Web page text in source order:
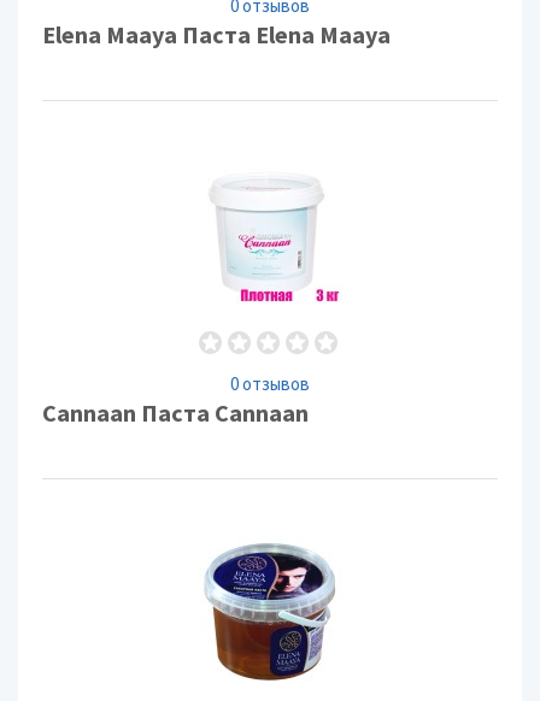
0 отзывов
Elena Maaya Паста Elena Maaya
0 отзывов
Cannaan Паста Cannaan